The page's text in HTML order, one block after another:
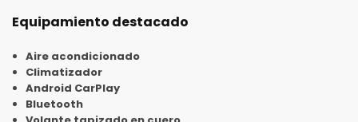
Equipamiento destacado
Aire acondicionado
Climatizador
Android CarPlay
Bluetooth